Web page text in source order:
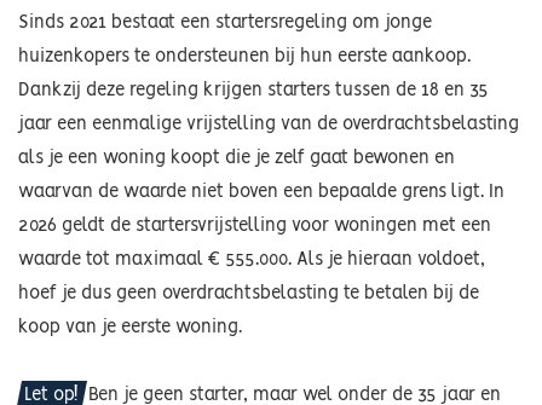
Sinds 2021 bestaat een startersregeling om jonge
huizenkopers te ondersteunen bij hun eerste aankoop.
Dankzij deze regeling krijgen starters tussen de 18 en 35
jaar een eenmalige vrijstelling van de overdrachtsbelasting
als je een woning koopt die je zelf gaat bewonen en
waarvan de waarde niet boven een bepaalde grens ligt. In
2026 geldt de startersvrijstelling voor woningen met een
waarde tot maximaal € 555.000. Als je hieraan voldoet,
hoef je dus geen overdrachtsbelasting te betalen bij de
koop van je eerste woning.
Let op! Ben je geen starter, maar wel onder de 35 jaar en